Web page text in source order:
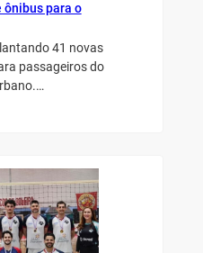
ônibus para o
41 novas
passageiros do